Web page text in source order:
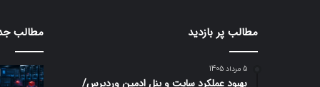
مطالب پر بازدید
5 مرداد 1405
بهبود عملکرد سایت و پنل ادمین وردپرس/
مطالب